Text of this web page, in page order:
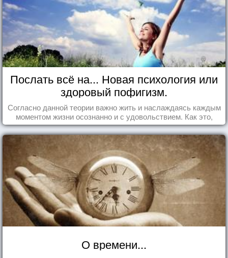
Послать всё на... Новая психология или
здоровый пофигизм.
Согласно данной теории важно жить и наслаждаясь каждым
моментом жизни осознанно и с удовольствием. Как это,
попробуем разобраться на реальных примерах.
О времени...